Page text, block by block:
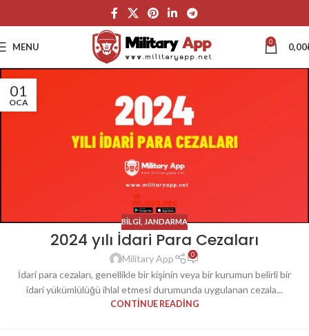
MENU 0 0,00
01
OCA
BILGI JANDARMA
2024 yılı İdari Para Cezaları
Military App 0
İdari para cezaları, genellikle bir kişinin veya bir kurumun belirli bir
idari yükümlülüğü ihlal etmesi durumunda uygulanan cezala...
CONTINUE READING